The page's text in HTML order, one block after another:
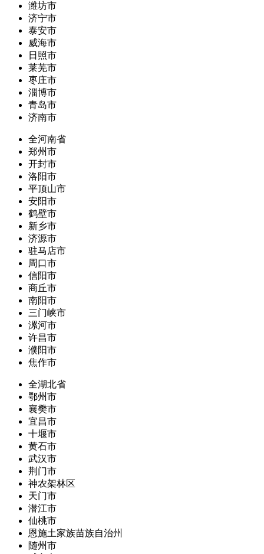
潍坊市
济宁市
泰安市
威海市
日照市
莱芜市
枣庄市
淄博市
青岛市
济南市
全河南省
郑州市
开封市
洛阳市
平顶山市
安阳市
鹤壁市
新乡市
济源市
驻马店市
周口市
信阳市
商丘市
南阳市
三门峡市
漯河市
许昌市
濮阳市
焦作市
全湖北省
鄂州市
襄樊市
宜昌市
十堰市
黄石市
武汉市
荆门市
神农架林区
天门市
潜江市
仙桃市
恩施土家族苗族自治州
随州市